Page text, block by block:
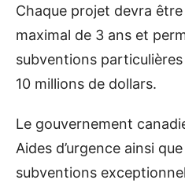
Chaque projet devra
maximal de 3 ans et
subventions
10 millions de dollars.
Le gouvernement
Aides d’urgence ainsi
subventions